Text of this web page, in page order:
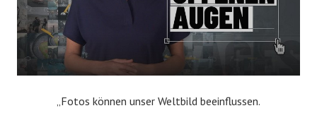
„Fotos können unser Weltbild beeinflussen.